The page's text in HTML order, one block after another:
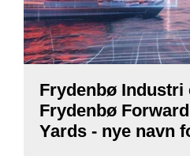
Frydenbø Industri
Frydenbø
Yards - nye navn